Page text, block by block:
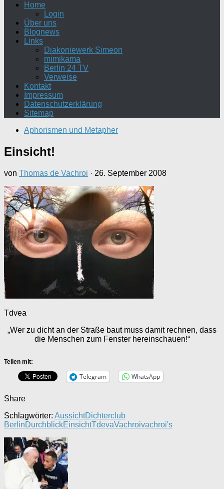
Home
Login
Über uns
Blognews
Links
Diakoniewerk Simeon
mimikama
Berlin 24 TV
Verweise
Kontakt
Impressum
Datenschutzerklärung
Sitemap
Aphorismen und Metapher
Einsicht!
von Thomas de Vachroi · 26. September 2008
Tdvea
„Wer zu dicht an der Straße baut muss damit rechnen, dass
die Menschen zum Fenster hereinschauen!“
Teilen mit:
Telegram WhatsApp
Share
Schlagwörter: AussichtDichterclub
BerlinDurchblickEinsichtTdevaVachroivachroi's